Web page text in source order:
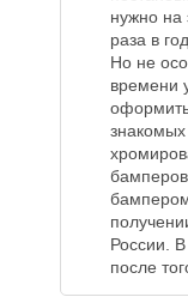
нужно на
раза в
Но не
времени
знакомых
России. В
после